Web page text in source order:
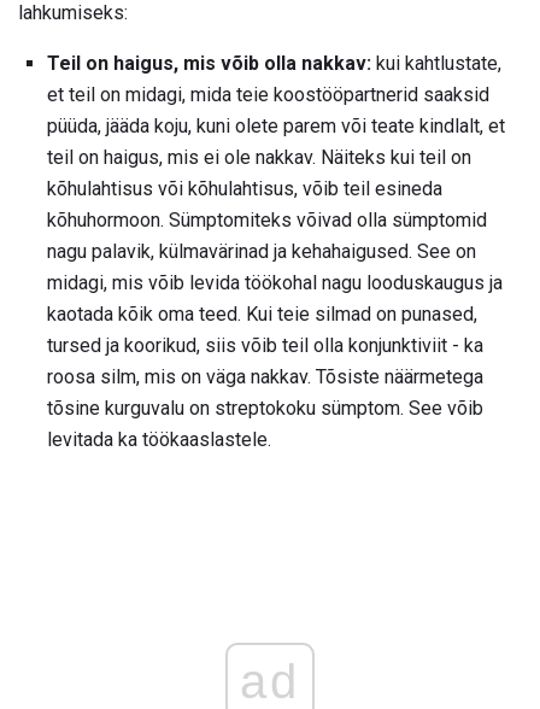
lahkumiseks:
Teil on haigus, mis võib olla nakkav: kui kahtlustate,
et teil on midagi, mida teie koostööpartnerid saaksid
püüda, jääda koju, kuni olete parem või teate kindlalt, et
teil on haigus, mis ei ole nakkav. Näiteks kui teil on
kõhulahtisus või kõhulahtisus, võib teil esineda
kõhuhormoon. Sümptomiteks võivad olla sümptomid
nagu palavik, külmavärinad ja kehahaigused. See on
midagi, mis võib levida töökohal nagu looduskaugus ja
kaotada kõik oma teed. Kui teie silmad on punased,
tursed ja koorikud, siis võib teil olla konjunktiviit - ka
roosa silm, mis on väga nakkav. Tõsiste näärmetega
tõsine kurguvalu on streptokoku sümptom. See võib
levitada ka töökaaslastele.
ad